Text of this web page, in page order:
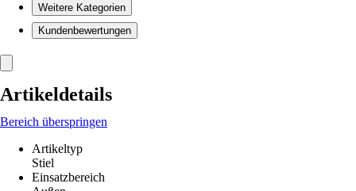
Weitere Kategorien
Kundenbewertungen
Artikeldetails
Bereich überspringen
Artikeltyp
Stiel
Einsatzbereich